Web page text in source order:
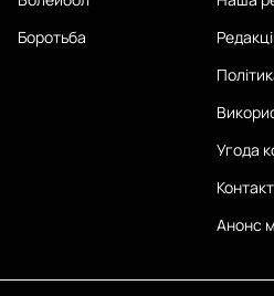
Боротьба
Угода
Анонс